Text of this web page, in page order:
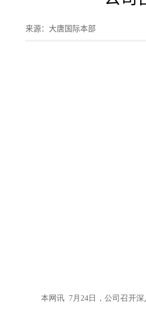
来源： 大唐国际本部
本网讯 7月24日，公司召开